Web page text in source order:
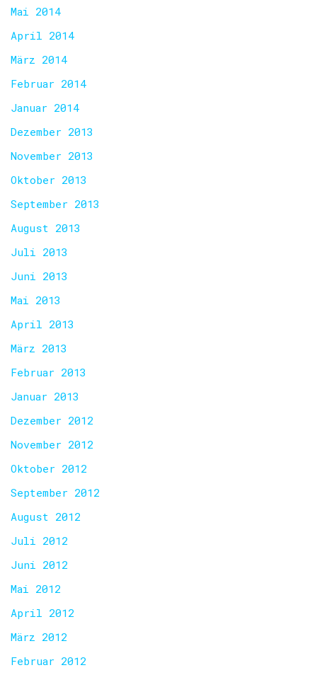
Mai 2014
April 2014
März 2014
Februar 2014
Januar 2014
Dezember 2013
November 2013
Oktober 2013
September 2013
August 2013
Juli 2013
Juni 2013
Mai 2013
April 2013
März 2013
Februar 2013
Januar 2013
Dezember 2012
November 2012
Oktober 2012
September 2012
August 2012
Juli 2012
Juni 2012
Mai 2012
April 2012
März 2012
Februar 2012